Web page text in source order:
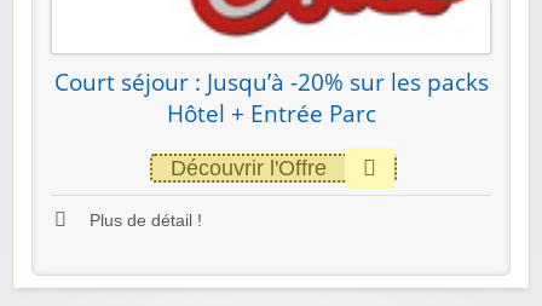
Court séjour : Jusqu’à -20% sur les packs
Hôtel + Entrée Parc
Découvrir l'Offre
Plus de détail !